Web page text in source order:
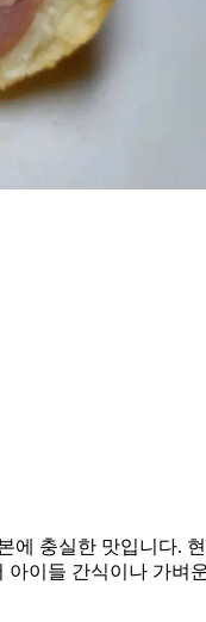
충실한 맛입니다.
이들 간식이나 가